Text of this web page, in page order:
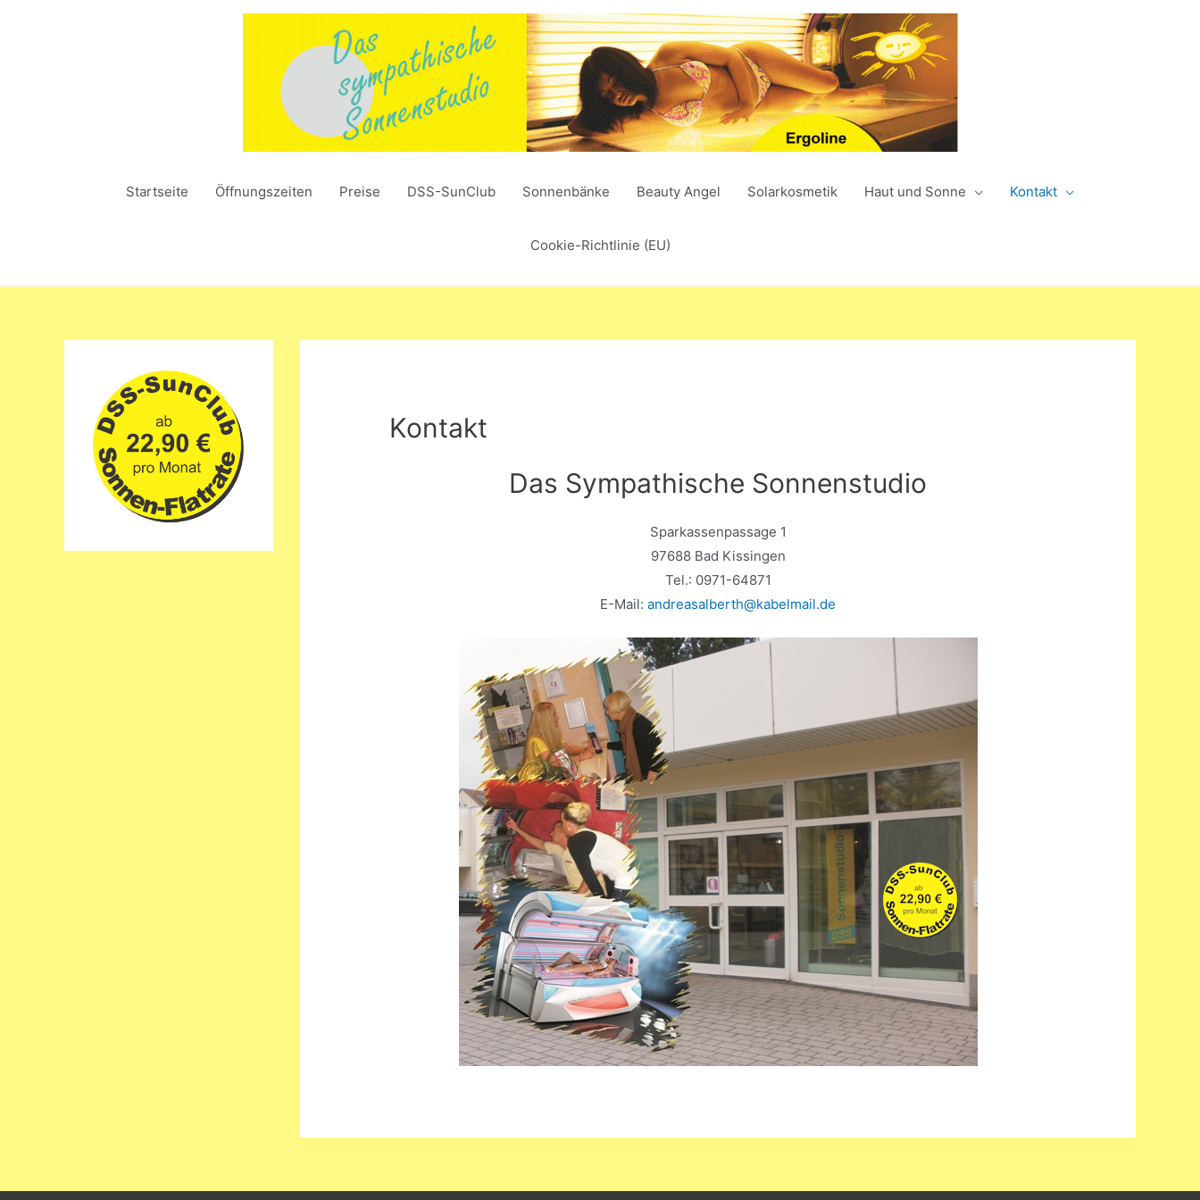
Startseite Öffnungszeiten Preise DSS-SunClub Sonnenbänke Beauty Angel Solarkosmetik Haut und Sonne Kontakt
Cookie-Richtlinie (EU)
Kontakt
Das Sympathische Sonnenstudio
Sparkassenpassage 1
97688 Bad Kissingen
Tel.: 0971-64871
E-Mail: andreasalberth@kabelmail.de